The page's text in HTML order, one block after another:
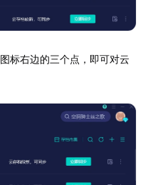
标右边的三个点，即可对云